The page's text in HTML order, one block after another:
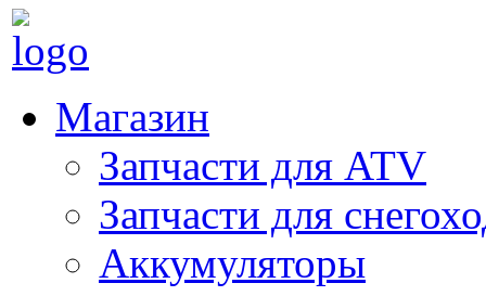
Магазин
Запчасти для ATV
Запчасти для
Аккумуляторы